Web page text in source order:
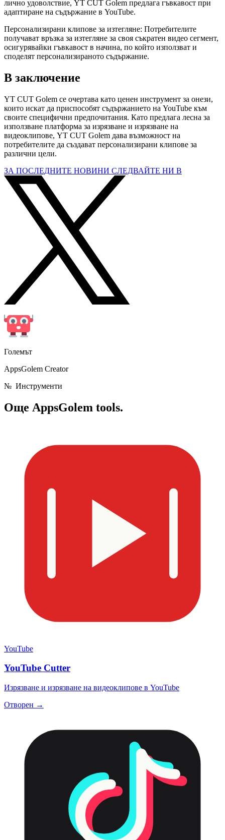
лично удоволствие, YT CUT Golem предлага гъвкавост при
адаптиране на съдържание в YouTube.
Персонализирани клипове за изтегляне: Потребителите
получават връзка за изтегляне за своя съкратен видео сегмент,
осигурявайки гъвкавост в начина, по който използват и
споделят персонализираното съдържание.
В заключение
YT CUT Golem се очертава като ценен инструмент за онези,
които искат да приспособят съдържанието на YouTube към
своите специфични предпочитания. Като предлага лесна за
използване платформа за изрязване и изрязване на
видеоклипове, YT CUT Golem дава възможност на
потребителите да създават персонализирани клипове за
различни цели.
ЗА ПОСЛЕДНИТЕ НОВИНИ СЛЕДВАЙТЕ НИ В
Големът
AppsGolem Creator
№ Инструменти
Още AppsGolem tools.
YouTube
YouTube Cutter
Изрязване и изрязване на видеоклипове в YouTube
Отворен →